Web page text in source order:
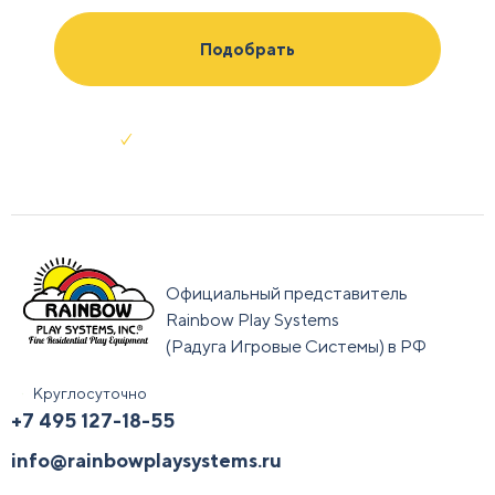
Официальный представитель
Rainbow Play Systems
(Радуга Игровые Системы) в РФ
Круглосуточно
+7 495 127-18-55
info@rainbowplaysystems.ru